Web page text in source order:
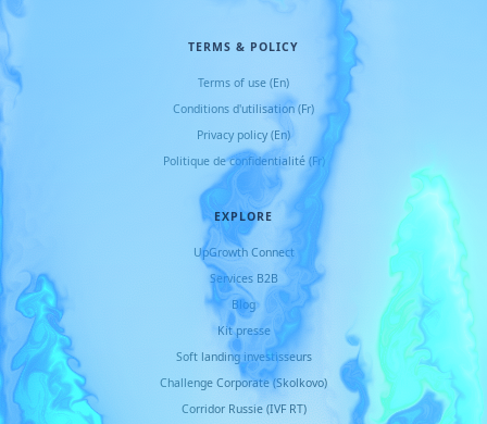
TERMS & POLICY
Terms of use (En)
Conditions d'utilisation (Fr)
Privacy policy (En)
Politique de confidentialité (Fr)
EXPLORE
UpGrowth Connect
Services B2B
Blog
Kit presse
Soft landing investisseurs
Challenge Corporate (Skolkovo)
Corridor Russie (IVF RT)